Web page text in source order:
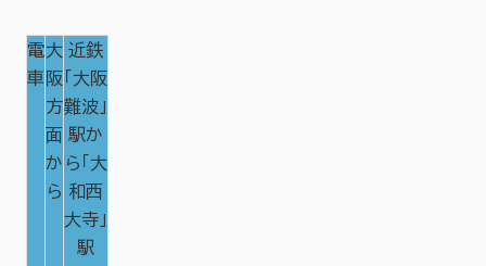
電
車
大
阪
方
面
か
ら
近鉄
「大阪
難波」
駅か
ら「大
和西
大寺」
駅